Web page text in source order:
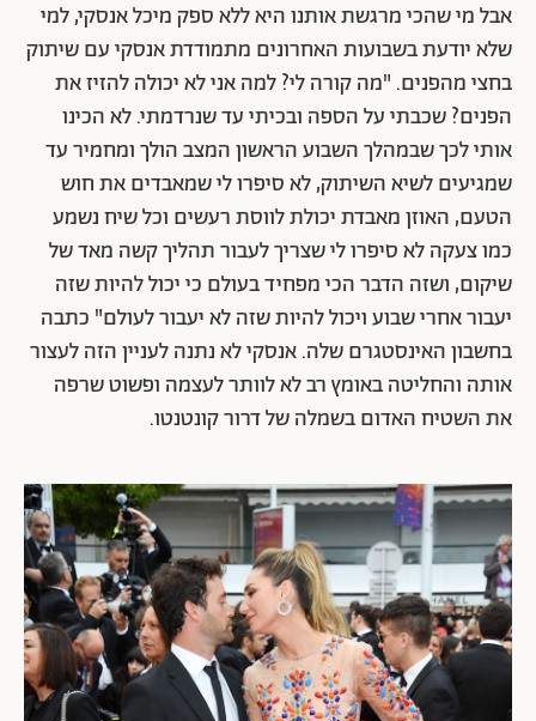
אבל מי שהכי מרגשת אותנו היא ללא ספק מיכל אנסקי, למי
שלא יודעת בשבועות האחרונים מתמודדת אנסקי עם שיתוק
בחצי מהפנים. "מה קורה לי? למה אני לא יכולה להזיז את
הפנים? שכבתי על הספה ובכיתי עד שנרדמתי. לא הכינו
אותי לכך שבמהלך השבוע הראשון המצב הולך ומחמיר עד
שמגיעים לשיא השיתוק, לא סיפרו לי שמאבדים את חוש
הטעם, האוזן מאבדת יכולת לווסת רעשים וכל שיח נשמע
כמו צעקה לא סיפרו לי שצריך לעבור תהליך קשה מאד של
שיקום, ושזה הדבר הכי מפחיד בעולם כי יכול להיות שזה
יעבור אחרי שבוע ויכול להיות שזה לא יעבור לעולם" כתבה
בחשבון האינסטגרם שלה. אנסקי לא נתנה לעניין הזה לעצור
אותה והחליטה באומץ רב לא לוותר לעצמה ופשוט שרפה
את השטיח האדום בשמלה של דרור קונטנטו.